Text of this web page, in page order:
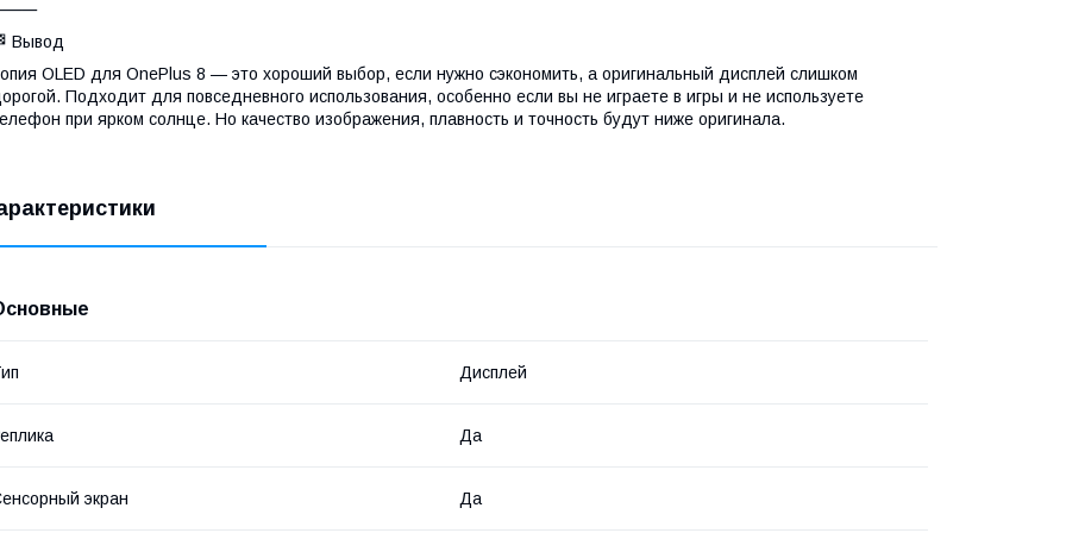
Вывод
OLED для OnePlus 8 — это хороший выбор, если нужно сэкономить, а оригинальный дисплей слишком
Подходит для повседневного использования, особенно если вы не играете в игры и не используете
при ярком солнце. Но качество изображения, плавность и точность будут ниже оригинала.
Дисплей
Да
экран Да